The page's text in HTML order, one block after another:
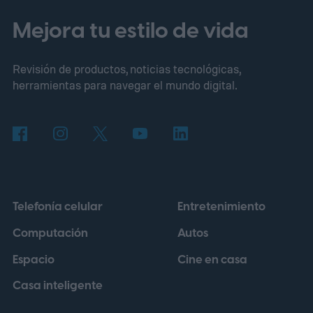
fundadores latinos
Mejora tu estilo de vida
Revisión de productos, noticias tecnológicas,
herramientas para navegar el mundo digital.
Telefonía celular
Computación
Espacio
Casa inteligente
Entretenimiento
Autos
Cine en casa